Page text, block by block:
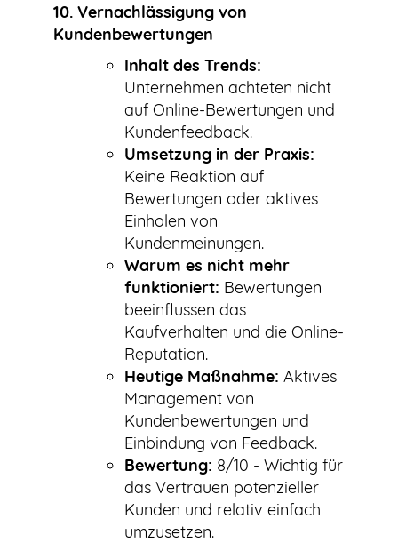
10. Vernachlässigung von
Kundenbewertungen
Inhalt des Trends:
Unternehmen achteten nicht
auf Online-Bewertungen und
Kundenfeedback.
Umsetzung in der Praxis:
Keine Reaktion auf
Bewertungen oder aktives
Einholen von
Kundenmeinungen.
Warum es nicht mehr
funktioniert: Bewertungen
beeinflussen das
Kaufverhalten und die Online-
Reputation.
Heutige Maßnahme: Aktives
Management von
Kundenbewertungen und
Einbindung von Feedback.
Bewertung: 8/10 - Wichtig für
das Vertrauen potenzieller
Kunden und relativ einfach
umzusetzen.